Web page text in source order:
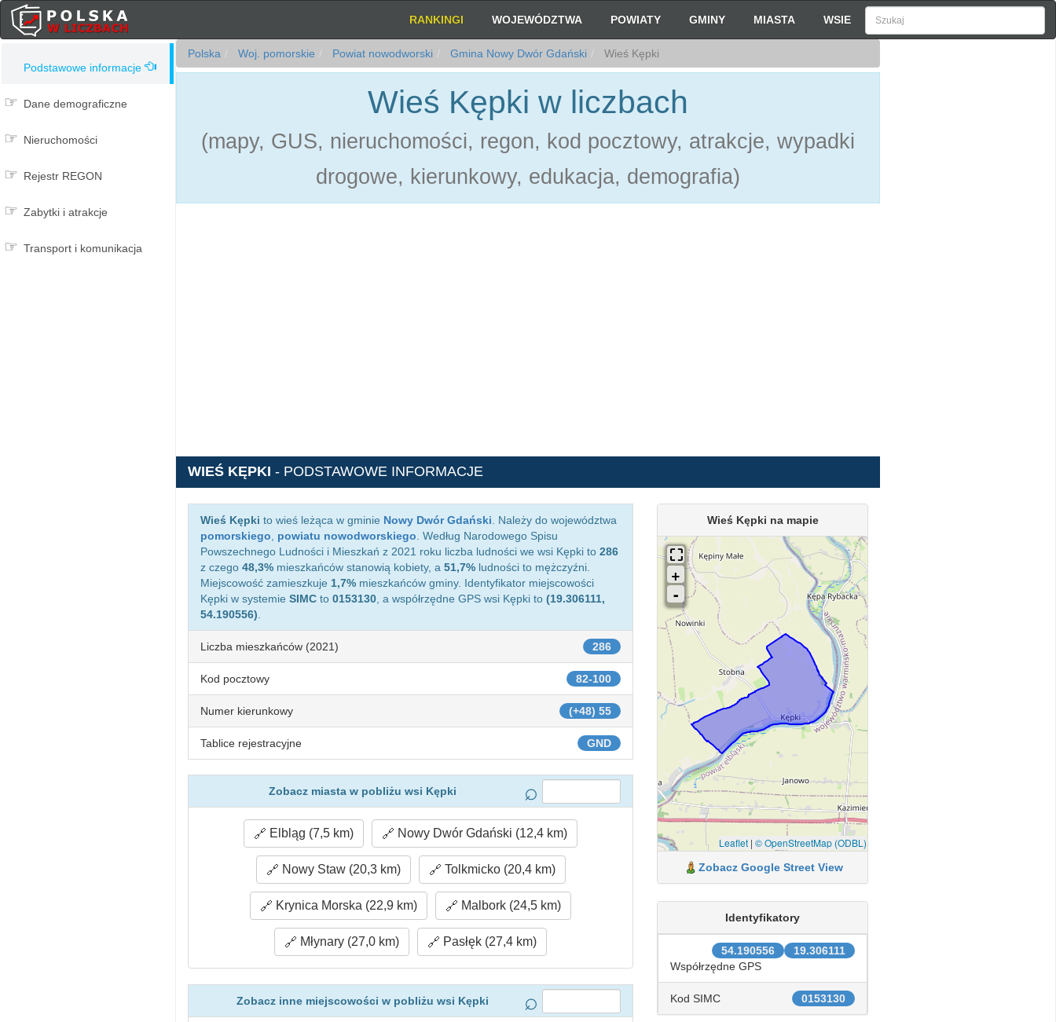
RANKINGI WOJEWÓDZTWA POWIATY GMINY MIASTA WSIE
Podstawowe informacje
Dane demograficzne
Nieruchomości
Rejestr REGON
Zabytki i atrakcje
Transport i komunikacja
Polska Woj. pomorskie Powiat nowodworski Gmina Nowy Dwór Gdański Wieś Kępki
Wieś Kępki w liczbach
(mapy, GUS, nieruchomości, regon, kod pocztowy, atrakcje, wypadki
drogowe, kierunkowy, edukacja, demografia)
WIEŚ KĘPKI - PODSTAWOWE INFORMACJE
Wieś Kępki to wieś leżąca w gminie Nowy Dwór Gdański . Należy do województwa
pomorskiego
powiatu nowodworskiego . Według Narodowego Spisu
Powszechnego Ludności i Mieszkań z 2021 roku liczba ludności we wsi Kępki to 286
z czego 48,3% mieszkańców stanowią kobiety, a 51,7% ludności to mężczyźni.
Miejscowość zamieszkuje 1,7% mieszkańców gminy. Identyfikator miejscowości
Kępki w systemie SIMC to 0153130 , a współrzędne GPS wsi Kępki to (19.306111,
54.190556)
286
Liczba mieszkańców (2021)
82-100
Kod pocztowy
(+48) 55
Numer kierunkowy
GND
Tablice rejestracyjne
Zobacz miasta w pobliżu wsi Kępki
Elbląg (7,5 km) Nowy Dwór Gdański (12,4 km)
Nowy Staw (20,3 km) Tolkmicko (20,4 km)
Krynica Morska (22,9 km) Malbork (24,5 km)
Młynary (27,0 km) Pasłęk (27,4 km)
Zobacz inne miejscowości w pobliżu wsi Kępki
Wieś Kępki na mapie
Leaflet| © OpenStreetMap (ODBL)
Zobacz Google Street View
Identyfikatory
19.306111
54.190556
Współrzędne GPS
0153130
Kod SIMC